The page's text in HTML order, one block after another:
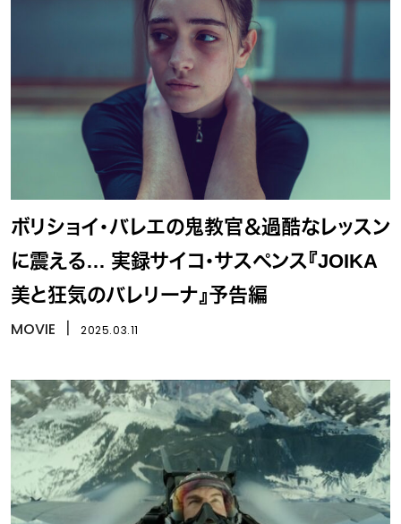
ボリショイ・バレエの鬼教官＆過酷なレッスン
に震える… 実録サイコ・サスペンス『JOIKA
美と狂気のバレリーナ』予告編
MOVIE 2025.03.11